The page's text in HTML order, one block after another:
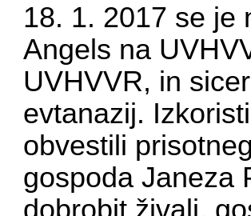
18. 1. 2017 se je
Angels na
UVHVVR, in
evtanazij.
obvestili
gospoda Janeza
dobrobit živali,